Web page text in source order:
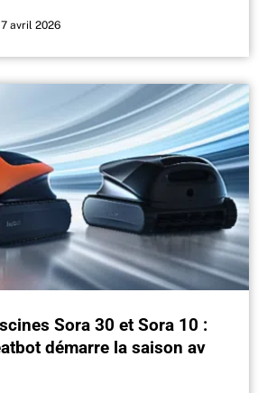
avril 2026
Sora 30 et Sora 10 :
démarre la saison avec